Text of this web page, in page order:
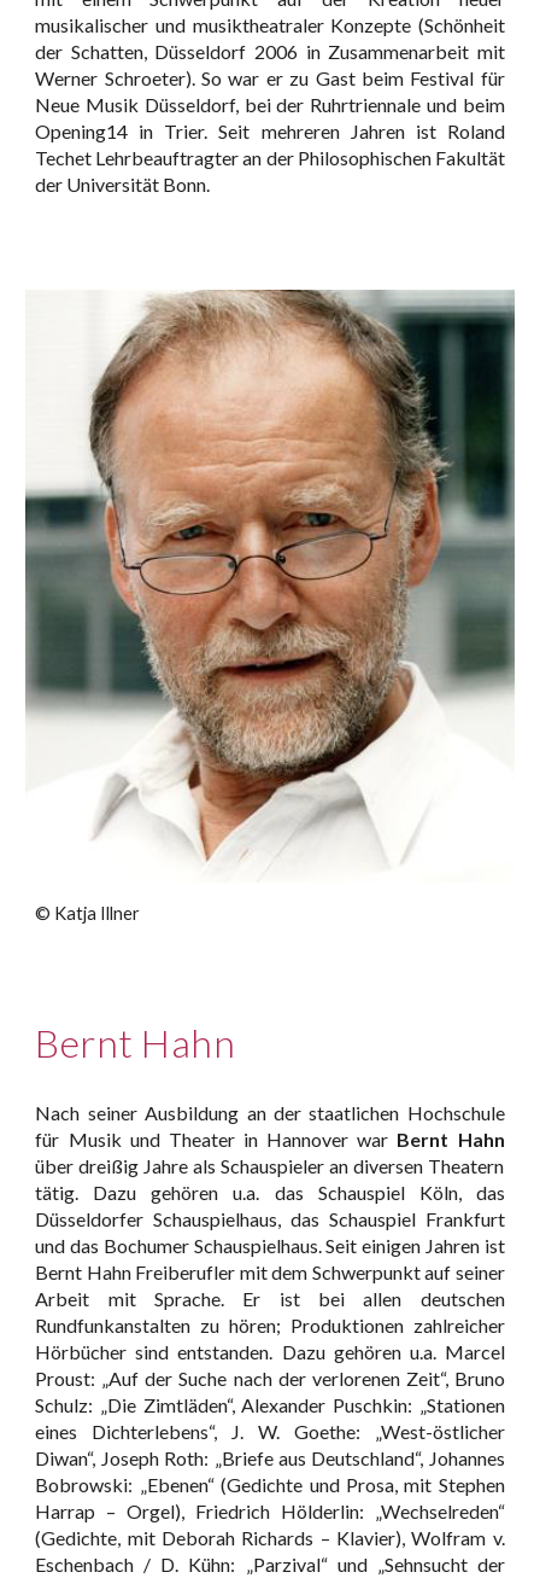
musikalischer und musiktheatraler Konzepte (Schönheit
der Schatten, Düsseldorf 2006 in Zusammenarbeit mit
Werner Schroeter). So war er zu Gast beim Festival für
Neue Musik Düsseldorf, bei der Ruhrtriennale und beim
Opening14 in Trier. Seit mehreren Jahren ist Roland
Techet Lehrbeauftragter an der Philosophischen Fakultät
der Universität Bonn.
© Katja Illner
Bernt Hahn
Nach seiner Ausbildung an der staatlichen Hochschule
für Musik und Theater in Hannover war Bernt Hahn
über dreißig Jahre als Schauspieler an diversen Theatern
tätig. Dazu gehören u.a. das Schauspiel Köln, das
Düsseldorfer Schauspielhaus, das Schauspiel Frankfurt
und das Bochumer Schauspielhaus. Seit einigen Jahren ist
Bernt Hahn Freiberufler mit dem Schwerpunkt auf seiner
Arbeit mit Sprache. Er ist bei allen deutschen
Rundfunkanstalten zu hören; Produktionen zahlreicher
Hörbücher sind entstanden. Dazu gehören u.a. Marcel
Proust: „Auf der Suche nach der verlorenen Zeit“, Bruno
Schulz: „Die Zimtläden“, Alexander Puschkin: „Stationen
eines Dichterlebens“, J. W. Goethe: „West-östlicher
Diwan“, Joseph Roth: „Briefe aus Deutschland“, Johannes
Bobrowski: „Ebenen“ (Gedichte und Prosa, mit Stephen
Harrap – Orgel), Friedrich Hölderlin: „Wechselreden“
(Gedichte, mit Deborah Richards – Klavier), Wolfram v.
Eschenbach / D. Kühn: „Parzival“ und „Sehnsucht der